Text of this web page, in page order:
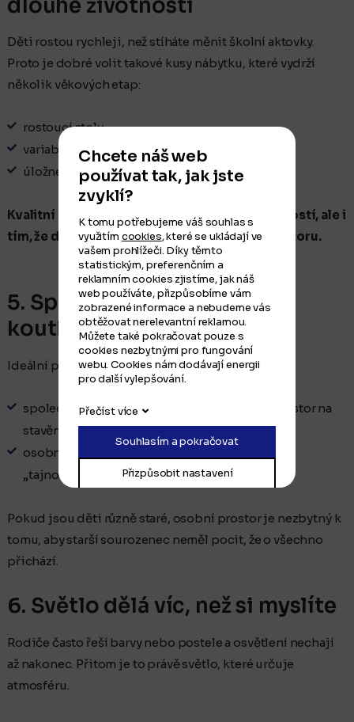
dlouhé životnosti
Děti rostou rychleji, než stíháte měnit školní aktovky.
Proto je dobré volit takové kusy nábytku, které vydrží
několik věkových etap:
rostoucí stoly
variabilní police
úložné systémy, které se dají rozšiřovat
Kvalitní nábytek na míru se vyplatí nejen pevností, ale i
tím, že dokonale využije každý centimetr prostoru.
5. Společné zóny i osobní
koutky
Ideální pokoj má mix obojího:
společné místo pro hraní (koberec, stolek, prostor na
stavění)
osobní úkryt, kam může každý z dětí odnést své
„tajnosti“
Pokud jsou děti různě staré, osobní prostor je nezbytný k
tomu, aby starší sourozenec neměl pocit, že o všechno
přichází.
6. Světlo dělá víc, než si myslíte
Rodiče často řeší barvy nebo postele a osvětlení nechají
až nakonec. Přitom je to právě světlo, které určuje
atmosféru.
Chcete náš web
používat tak, jak jste
zvyklí?
K tomu potřebujeme váš souhlas s
využitím cookies, které se ukládají ve
vašem prohlížeči. Díky těmto
statistickým, preferenčním a
reklamním cookies zjistíme, jak náš
web používáte, přizpůsobíme vám
zobrazené informace a nebudeme vás
obtěžovat nerelevantní reklamou.
Můžete také pokračovat pouze s
cookies nezbytnými pro fungování
webu. Cookies nám dodávají energii
pro další vylepšování.
Přečíst více
Souhlasím a pokračovat
Přizpůsobit nastavení